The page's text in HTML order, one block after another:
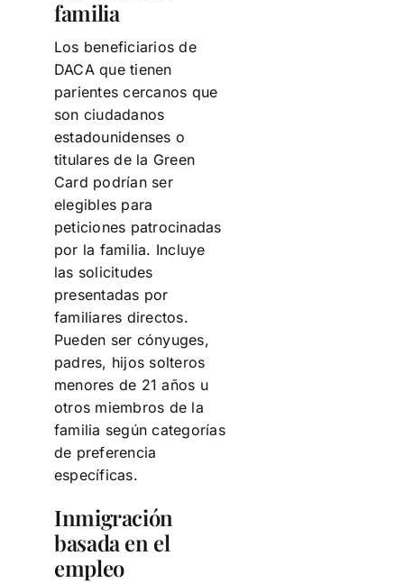
familia
Los beneficiarios de
DACA que tienen
parientes cercanos que
son ciudadanos
estadounidenses o
titulares de la Green
Card podrían ser
elegibles para
peticiones patrocinadas
por la familia. Incluye
las solicitudes
presentadas por
familiares directos.
Pueden ser cónyuges,
padres, hijos solteros
menores de 21 años u
otros miembros de la
familia según categorías
de preferencia
específicas.
Inmigración
basada en el
empleo